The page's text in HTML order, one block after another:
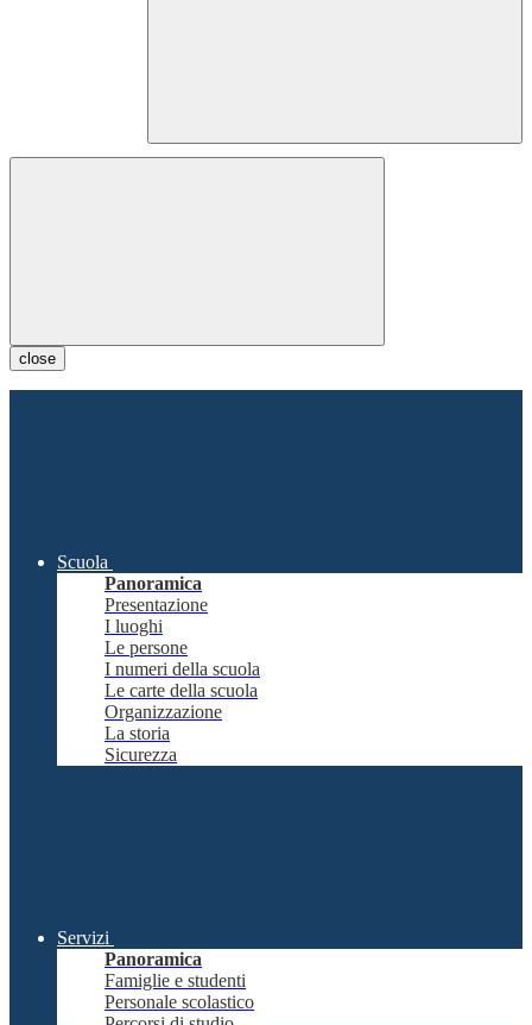
close
Scuola
Panoramica
Presentazione
I luoghi
Le persone
I numeri della scuola
Le carte della scuola
Organizzazione
La storia
Sicurezza
Servizi
Panoramica
Famiglie e studenti
Personale scolastico